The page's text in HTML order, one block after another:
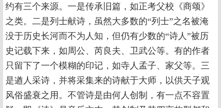
约有三个来源。一是传承旧篇，如正考父校《商颂》
之类。二是列士献诗，虽然大多数的“列士”之名被淹
没于历史长河而不为人知，但仍有少数的“诗人”被历
史记载下来，如周公、芮良夫、卫武公等。有的作者
只留下了一个模糊的印记，如寺人孟子、家父等。三
是遒人采诗，并将采集来的诗献于大师，以供天子观
风俗盛衰之用。不管诗是由何人创制，有一点不容置